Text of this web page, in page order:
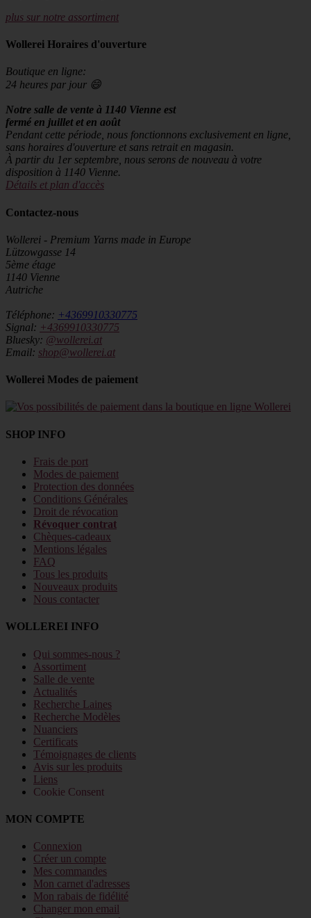
plus sur notre assortiment
Wollerei Horaires d'ouverture
Boutique en ligne:
24 heures par jour 😄
Notre salle de vente à 1140 Vienne est
fermé en juillet et en août
Pendant cette période, nous fonctionnons exclusivement en ligne,
sans horaires d'ouverture et sans retrait en magasin.
À partir du 1er septembre, nous serons de nouveau à votre
disposition à 1140 Vienne.
Détails et plan d'accès
Contactez-nous
Wollerei - Premium Yarns made in Europe
Lützowgasse 14
5ème étage
1140 Vienne
Autriche
Téléphone: +4369910330775
Signal: +4369910330775
Bluesky: @wollerei.at
Email: shop@wollerei.at
Wollerei Modes de paiement
SHOP INFO
Frais de port
Modes de paiement
Protection des données
Conditions Générales
Droit de révocation
Révoquer contrat
Chèques-cadeaux
Mentions légales
FAQ
Tous les produits
Nouveaux produits
Nous contacter
WOLLEREI INFO
Qui sommes-nous ?
Assortiment
Salle de vente
Actualités
Recherche Laines
Recherche Modèles
Nuanciers
Certificats
Témoignages de clients
Avis sur les produits
Liens
Cookie Consent
MON COMPTE
Connexion
Créer un compte
Mes commandes
Mon carnet d'adresses
Mon rabais de fidélité
Changer mon email